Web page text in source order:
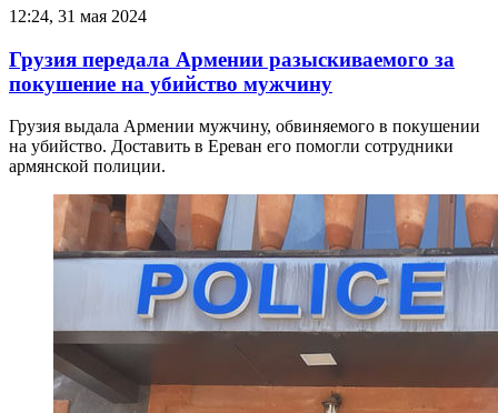
12:24, 31 мая 2024
Грузия передала Армении разыскиваемого за
покушение на убийство мужчину
Грузия выдала Армении мужчину, обвиняемого в покушении
на убийство. Доставить в Ереван его помогли сотрудники
армянской полиции.